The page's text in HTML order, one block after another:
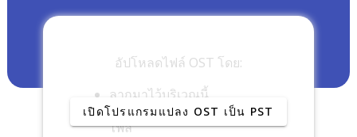
อัปโหลดไฟล์ OST โดย:
ลากมาไว้บริเวณนี้
คลิกที่ปุ่มด้านล่างเพื่อเรียกดู
ไฟล์
เปิดโปรแกรมแปลง OST เป็น PST